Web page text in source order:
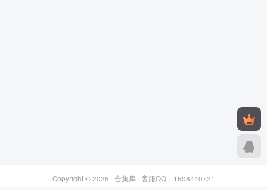
Copyright © 2025 · 合集库· 客服QQ：1508440721